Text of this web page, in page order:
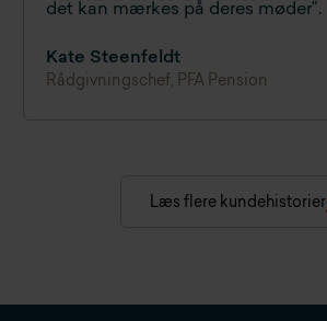
det kan mærkes på deres møder”.
Kate Steenfeldt
Rådgivningschef, PFA Pension
Læs flere kundehistorier